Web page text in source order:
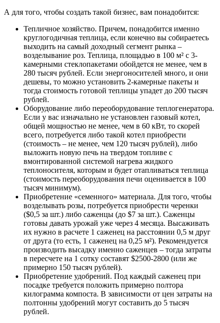
А для того, чтобы создать такой бизнес, вам понадобится:
Тепличное хозяйство. Причем, понадобится именно
круглогодичная теплица, если конечно вы собираетесь
выходить на самый доходный сегмент рынка –
возделывание роз. Теплица, площадью в 100 м² с 3-
камерными стеклопакетами обойдется не менее, чем в
280 тысяч рублей. Если энергоносителей много, и они
дешевы, то можно установить 2-камерные пакеты и
тогда стоимость готовой теплицы упадет до 200 тысяч
рублей.
Оборудование либо переоборудование теплогенератора.
Если у вас изначально не установлен газовый котел,
общей мощностью не менее, чем в 60 кВт, то скорей
всего, потребуется либо такой котел приобрести
(стоимость – не менее, чем 120 тысяч рублей), либо
выложить новую печь на твердом топливе с
вмонтированной системой нагрева жидкого
теплоносителя, которым и будет отапливаться теплица
(стоимость переоборудования печи оценивается в 100
тысяч минимум).
Приобретение «семенного» материала. Для того, чтобы
возделывать розы, потребуется приобрести черенки
($0,5 за шт.) либо саженцы (до $7 за шт.). Саженцы
готовы давать урожай уже через 4 месяца. Высаживать
их нужно в расчете 1 саженец на расстоянии 0,5 м друг
от друга (то есть, 1 саженец на 0,25 м²). Рекомендуется
производить высадку именно саженцев – тогда затраты
в пересчете на 1 сотку составят $2500-2800 (или же
примерно 150 тысяч рублей).
Приобретение удобрений. Под каждый саженец при
посадке требуется положить примерно полтора
килограмма компоста. В зависимости от цен затраты на
полтонны удобрений могут составить до 5 тысяч
рублей.